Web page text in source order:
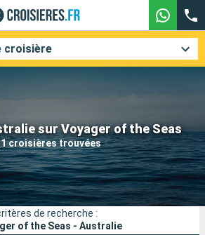
sur Voyager of the Seas
croisières trouvées
croisière
Compagnies
Rechercher
de recherche :
of the Seas - Australie